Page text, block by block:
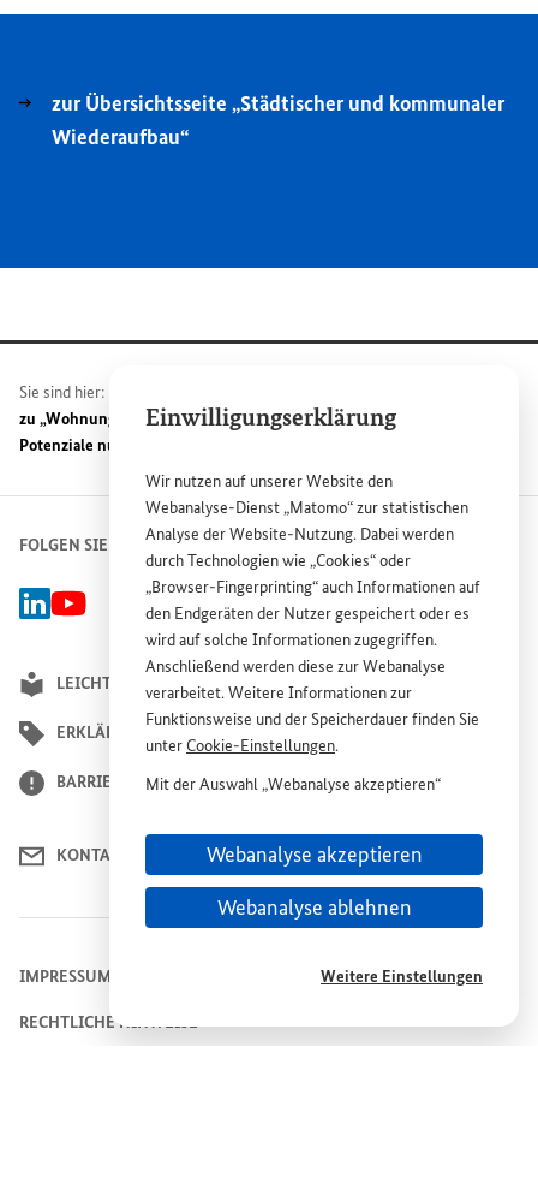
Einwilligungserklärung
Wir nutzen auf unsererWebsite den
Webanalyse-Dienst „Matomo“ zur statistischen
Analyse derWebsite-Nutzung. Dabei werden
durch Technologien wie „Cookies“ oder
„Browser-Fingerprinting“ auch Informationen auf
den Endgeräten der Nutzer gespeichert oder es
wird auf solche Informationen zugegriffen.
Anschließend werden diese zur Webanalyse
verarbeitet. Weitere Informationen zur
Funktionsweise und der Speicherdauer finden Sie
unterCookie-Einstellungen.
Mit der Auswahl „Webanalyse akzeptieren“
Dienstes „Matomo“ auf derWebsite„Plattform
Wiederaufbau Ukraine“ zu. Diese Einwilligung ist
freiwillig, für die Nutzung derWebsitenicht
erforderlich und kann jederzeit für die Zukunft
Webanalyse akzeptieren
Webanalyse ablehnen
Weitere Einstellungen
zur Übersichtsseite „Städtischer und kommunaler
Wiederaufbau“
Sie sind hier:
zu „Wohnungswirtschaft im Wandel: Von Krisen lernen und
Potenziale nutzen“
FOLGEN SIE UNS
Linked-In Gruppe Plattform Wiederaufbau Ukraine, Externer Link
BMZ Youtube-Kanal, Externer Link
LEICHTE SPRACHE
ERKLÄRUNG ZUR BARRIEREFREIHEIT
BARRIERE MELDEN
KONTAKT
IMPRESSUM
RECHTLICHE HINWEISE